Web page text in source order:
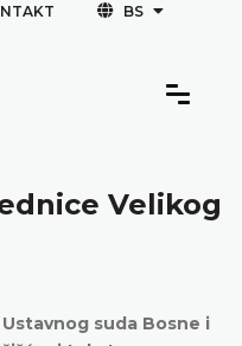
BS
Velikog
Ustavnog suda Bosne i